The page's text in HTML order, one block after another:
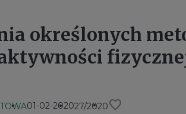
określonych
01-02-202027/2020favorite